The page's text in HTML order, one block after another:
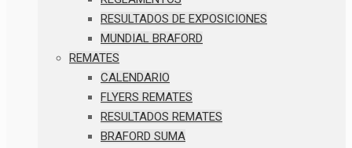
RESULTADOS DE EXPOSICIONES
MUNDIAL BRAFORD
REMATES
CALENDARIO
FLYERS REMATES
RESULTADOS REMATES
BRAFORD SUMA